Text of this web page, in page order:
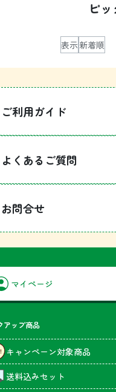
ピ
表示 新着順
ご利用ガイド
よくあるご質問
お問合せ
マイページ
アップ商品
キャンペーン対象商品
送料込みセット